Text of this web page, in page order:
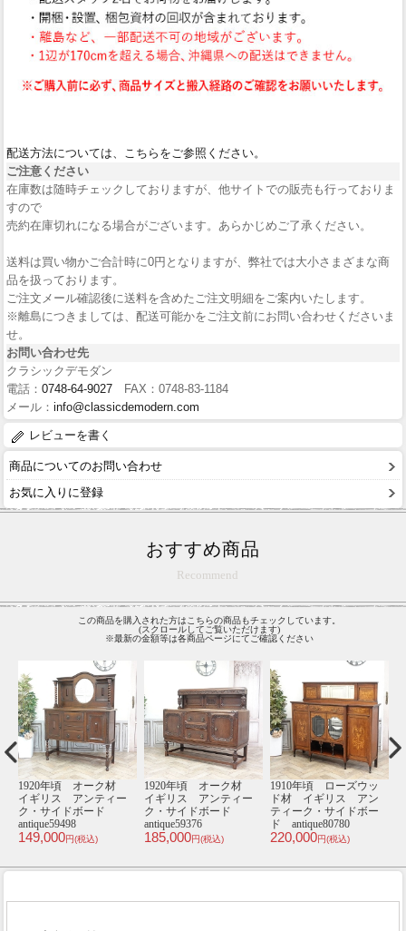
配送方法については、こちらをご参照ください。
ご注意ください
在庫数は随時チェックしておりますが、他サイトでの販売も行っておりま
すので
売約在庫切れになる場合がございます。あらかじめご了承ください。
送料は買い物かご合計時に0円となりますが、弊社では大小さまざまな商
品を扱っております。
ご注文メール確認後に送料を含めたご注文明細をご案内いたします。
※離島につきましては、配送可能かをご注文前にお問い合わせくださいま
せ。
お問い合わせ先
クラシックデモダン
電話： 0748-64-9027 FAX：0748-83-1184
メール： info@classicdemodern.com
レビューを書く
商品についてのお問い合わせ
お気に入りに登録
おすすめ商品
Recommend
この商品を購入された方はこちらの商品もチェックしています。
(スクロールしてご覧いただけます)
※最新の金額等は各商品ページにてご確認ください
ズウッ
アン
ドボー
1920年頃 オーク材
イギリス アンティー
ク・サイドボード
antique80533
110,000
1950年頃 オーク材
イギリス アンティー
ク・ブックケース
antique80885
135,000
1920年頃 オー
イギリス アンテ
ク・サイドボー
antique80157
195,000